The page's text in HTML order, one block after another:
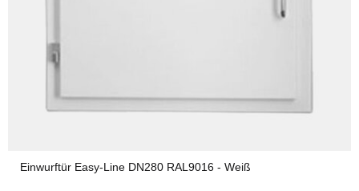
Einwurftür Easy-Line DN280 RAL9016 - Weiß